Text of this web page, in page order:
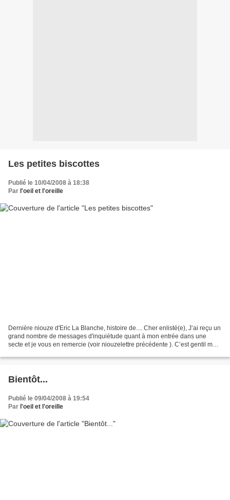
Les petites biscottes
Publié le 10/04/2008 à 18:38
Par l'oeil et l'oreille
Dernière niouze d'Eric La Blanche, histoire de.... Cher enlisté(e), J’ai reçu un
grand nombre de messages d'inquiétude quant à mon entrée dans une
secte et je vous en remercie (voir niouzelettre précédente ). C’est gentil mais
Bientôt...
Publié le 09/04/2008 à 19:54
Par l'oeil et l'oreille